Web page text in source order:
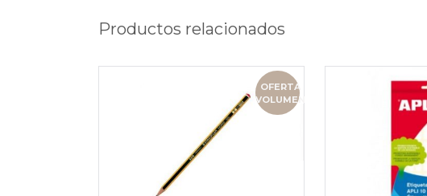
Productos relacionados
OFERTA
VOLUMEN